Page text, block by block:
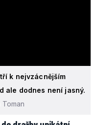
k nejvzácnějším
ale dodnes není jasný.